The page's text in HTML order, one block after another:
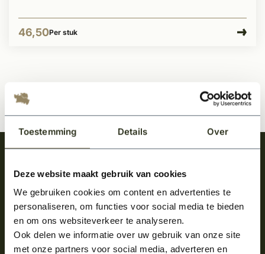
Toestemming Details Over
Deze website maakt gebruik van cookies
We gebruiken cookies om content en advertenties te
personaliseren, om functies voor social media te bieden
en om ons websiteverkeer te analyseren.
Ook delen we informatie over uw gebruik van onze site
met onze partners voor social media, adverteren en
46,50Per stuk
over onze kempische bouwstijl!
Aanmelden voor de nieuwsbrief